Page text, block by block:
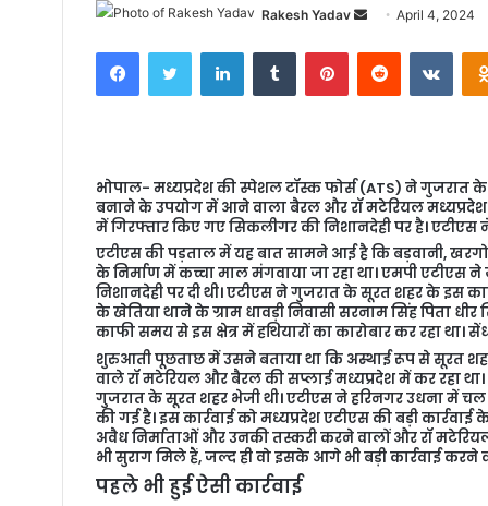
Rakesh Yadav
n
d
m
a
i
l
April 4, 2024
भोपाल- मध्यप्रदेश की स्पेशल टॉस्क फोर्स (ATS) ने गुजरात
बनाने के उपयोग में आने वाला बैरल और रॉ मटेरियल मध्यप्रदेश
में गिरफ्तार किए गए सिकलीगर की निशानदेही पर है। एटीएस
एटीएस की पड़ताल में यह बात सामने आई है कि बड़वानी,
के निर्माण में कच्चा माल मंगवाया जा रहा था। एमपी एटीएस
निशानदेही पर दी थी। एटीएस ने गुजरात के सूरत शहर के इस
के खेतिया थाने के ग्राम धावड़ी निवासी सरनाम सिंह पिता
काफी समय से इस क्षेत्र में हथियारों का कारोबार कर रहा था।
शुरुआती पूछताछ में उसने बताया था कि अस्थाई रूप से सूरत
वाले रॉ मटेरियल और बैरल की सप्लाई मध्यप्रदेश में कर रहा
गुजरात के सूरत शहर भेजी थी। एटीएस ने हरिनगर उधना में चल
की गई है। इस कार्रवाई को मध्यप्रदेश एटीएस की बड़ी
अवैध निर्माताओं और उनकी तस्करी करने वालों और रॉ
भी सुराग मिले हैं, जल्द ही वो इसके आगे भी बड़ी कार्रवाई करने
पहले भी हुई ऐसी कार्रवाई